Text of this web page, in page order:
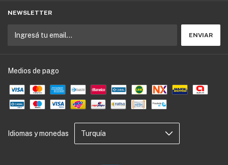
NEWSLETTER
Medios de pago
Idiomas y monedas